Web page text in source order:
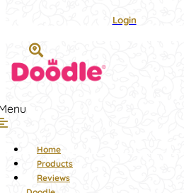
Login
Home
Products
Reviews